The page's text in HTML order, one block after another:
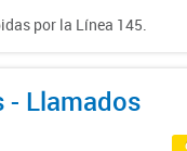
por la Línea 145.
- Llamados